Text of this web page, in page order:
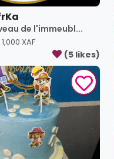
de l'immeubl...
1,000 XAF
(5 likes)